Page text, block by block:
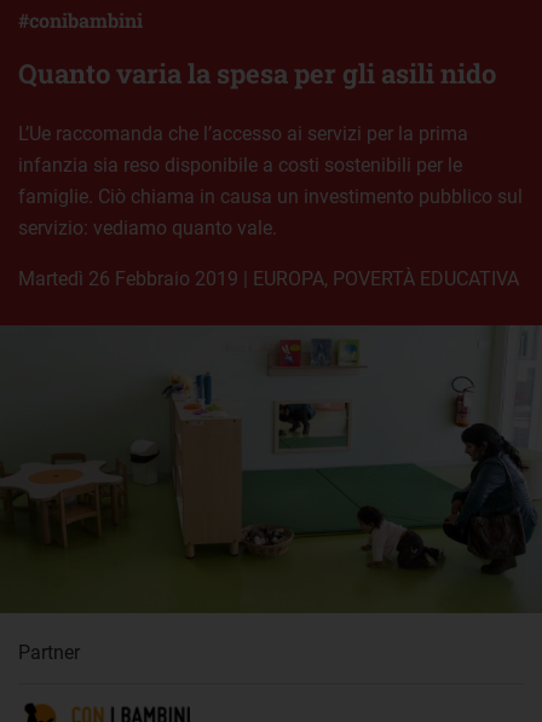
Quanto varia la spesa per gli asili nido
#conibambini
L’Ue raccomanda che l’accesso ai servizi per la prima
infanzia sia reso disponibile a costi sostenibili per le
famiglie. Ciò chiama in causa un investimento pubblico sul
servizio: vediamo quanto vale.
martedì 26 Febbraio 2019 | EUROPA, POVERTÀ EDUCATIVA
Partner